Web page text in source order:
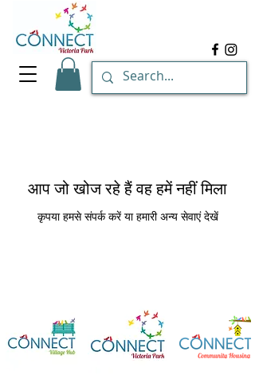
आप जो खोज रहे हैं वह हमें नहीं मिला
कृपया हमसे संपर्क करें या हमारी अन्य सेवाएं देखें